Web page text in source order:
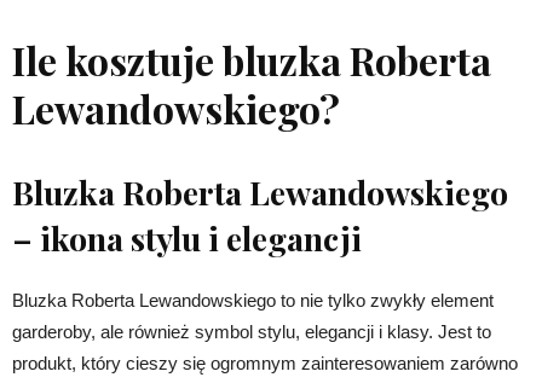
Ile kosztuje bluzka Roberta
Lewandowskiego?
Bluzka Roberta Lewandowskiego
– ikona stylu i elegancji
Bluzka Roberta Lewandowskiego to nie tylko zwykły element
garderoby, ale również symbol stylu, elegancji i klasy. Jest to
produkt, który cieszy się ogromnym zainteresowaniem zarówno